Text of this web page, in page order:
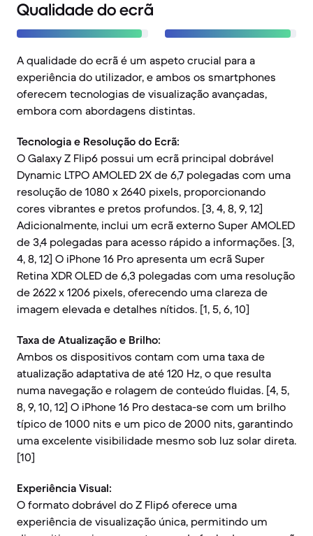
Qualidade do ecrã
A qualidade do ecrã é um aspeto crucial para a
experiência do utilizador, e ambos os smartphones
oferecem tecnologias de visualização avançadas,
embora com abordagens distintas.
Tecnologia e Resolução do Ecrã:
O Galaxy Z Flip6 possui um ecrã principal dobrável
Dynamic LTPO AMOLED 2X de 6,7 polegadas com uma
resolução de 1080 x 2640 pixels, proporcionando
cores vibrantes e pretos profundos. [3, 4, 8, 9, 12]
Adicionalmente, inclui um ecrã externo Super AMOLED
de 3,4 polegadas para acesso rápido a informações. [3,
4, 8, 12] O iPhone 16 Pro apresenta um ecrã Super
Retina XDR OLED de 6,3 polegadas com uma resolução
de 2622 x 1206 pixels, oferecendo uma clareza de
imagem elevada e detalhes nítidos. [1, 5, 6, 10]
Taxa de Atualização e Brilho:
Ambos os dispositivos contam com uma taxa de
atualização adaptativa de até 120 Hz, o que resulta
numa navegação e rolagem de conteúdo fluidas. [4, 5,
8, 9, 10, 12] O iPhone 16 Pro destaca-se com um brilho
típico de 1000 nits e um pico de 2000 nits, garantindo
uma excelente visibilidade mesmo sob luz solar direta.
[10]
Experiência Visual:
O formato dobrável do Z Flip6 oferece uma
experiência de visualização única, permitindo um